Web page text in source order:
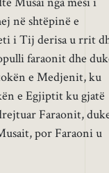
në shtëpinë e
i Tij derisa u rrit
faraonit dhe
e Medjenit, ku
e Egjiptit ku gjatë
Faraonit,
por Faraoni u